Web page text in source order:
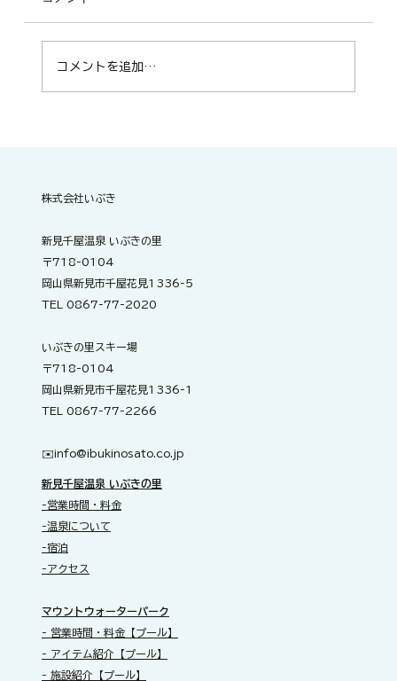
コメントを追加…
株式会社いぶき
新見千屋温泉 いぶきの里
〒718-0104
岡山県新見市千屋花見1336-5
TEL 0867-77-2020
いぶきの里スキー場
〒718-0104
岡山県新見市千屋花見1336-1
TEL 0867-77-2266
✉️​info@ibukinosato.co.jp
新見千屋温泉 いぶきの里
-営業時間・料金
-温泉について
-宿泊
-アクセス
​マウントウォーターパーク
- 営業時間・料金【プール】
- アイテム紹介【プール】
- 施設紹介【プール】